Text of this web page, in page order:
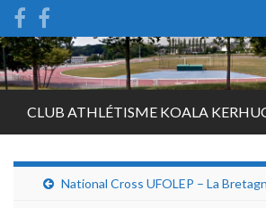
Search for:
CLUB ATHLÉTISME KOALA
National Cross UFOLEP – La